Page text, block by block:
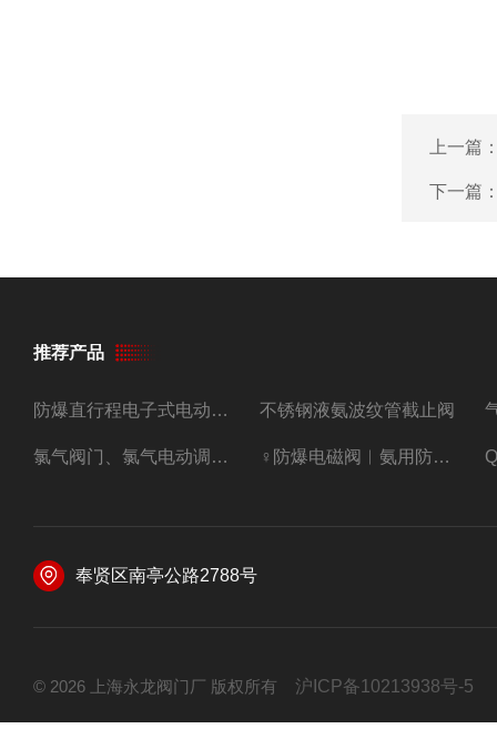
上一篇
下一篇
推荐产品
防爆直行程电子式电动调节阀 不锈钢液氨波纹管截止阀
氯气阀门、氯气电动调节阀 ♀防爆电磁阀︳氨用防爆紧急切断阀
奉贤区南亭公路2788号
© 2026 上海永龙阀门厂 版权所有 沪ICP备10213938号-5